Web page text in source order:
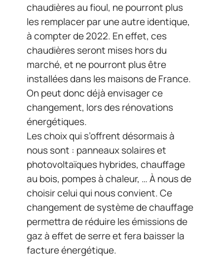
chaudières au fioul, ne pourront plus
les remplacer par une autre identique,
à compter de 2022. En effet, ces
chaudières seront mises hors du
marché, et ne pourront plus être
installées dans les maisons de France.
On peut donc déjà envisager ce
changement, lors des rénovations
énergétiques.
Les choix qui s’offrent désormais à
nous sont : panneaux solaires et
photovoltaïques hybrides, chauffage
au bois, pompes à chaleur, … À nous de
choisir celui qui nous convient. Ce
changement de système de chauffage
permettra de réduire les émissions de
gaz à effet de serre et fera baisser la
facture énergétique.